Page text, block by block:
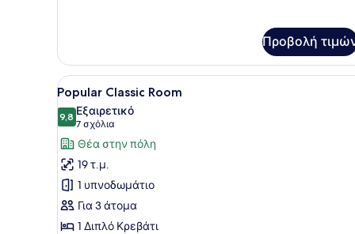
Room
Προβολή
Προβολή
όλων
των
φωτογραφιών
για
Popular
Classic
Room
Ένα σύγχρονο δωμάτιο
5
Popular Classic Room
9,89,8 στα 10
Εξαιρετικό
7 σχόλια
(7
σχόλια)
Θέα στην πόλη
19 τ.μ.
1 υπνοδωμάτιο
Για 3 άτομα
1 Διπλό Κρεβάτι